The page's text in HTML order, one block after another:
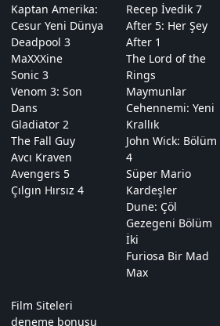
Kaptan Amerika:
Cesur Yeni Dünya
Deadpool 3
MaXXXine
Sonic 3
Venom 3: Son
Dans
Gladiator 2
The Fall Guy
Avcı Kraven
Avengers 5
Çılgın Hırsız 4
Recep İvedik 7
After 5: Her Şey
After 1
The Lord of the
Rings
Maymunlar
Cehennemi: Yeni
Krallık
John Wick: Bölüm
4
Süper Mario
Kardeşler
Dune: Çöl
Gezegeni Bölüm
İki
Furiosa Bir Mad
Max
Film Siteleri
deneme bonusu